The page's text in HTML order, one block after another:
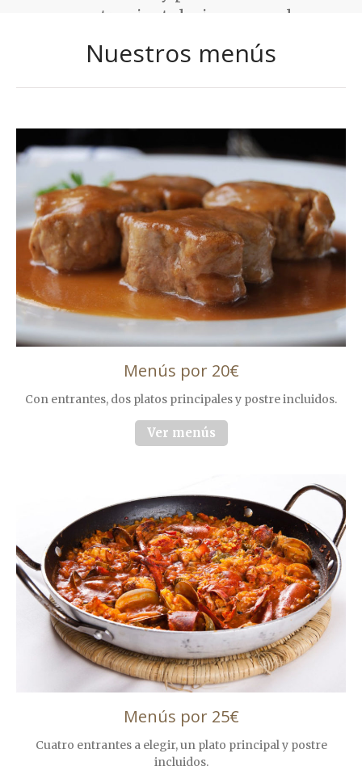
en nuestras instalaciones, en el que
hemos querido mantener la esencia del
paso de los años y conjugarla con los
tiempos de hoy.
Nuestros menús
Menús por 20€
Con entrantes, dos platos principales y postre incluidos.
Ver menús
Menús por 25€
Cuatro entrantes a elegir, un plato principal y postre
incluidos.